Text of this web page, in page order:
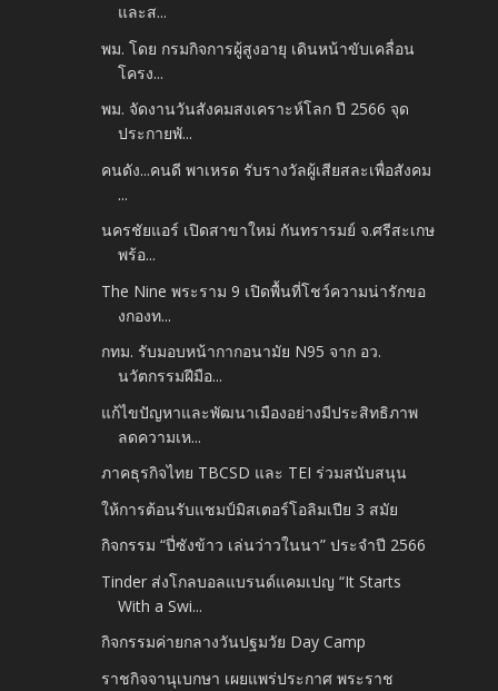
และส...
พม. โดย กรมกิจการผู้สูงอายุ เดินหน้าขับเคลื่อน
โครง...
พม. จัดงานวันสังคมสงเคราะห์โลก ปี 2566 จุด
ประกายพั...
คนดัง...คนดี พาเหรด รับรางวัลผู้เสียสละเพื่อสังคม
...
นครชัยแอร์ เปิดสาขาใหม่ กันทรารมย์ จ.ศรีสะเกษ
พร้อ...
The Nine พระราม 9 เปิดพื้นที่โชว์ความน่ารักขอ
งกองท...
กทม. รับมอบหน้ากากอนามัย N95 จาก อว.
นวัตกรรมฝีมือ...
แก้ไขปัญหาและพัฒนาเมืองอย่างมีประสิทธิภาพ
ลดความเห...
ภาคธุรกิจไทย TBCSD และ TEI ร่วมสนับสนุน
ให้การต้อนรับแชมป์มิสเตอร์โอลิมเปีย 3 สมัย
กิจกรรม “ปี่ซังข้าว เล่นว่าวในนา” ประจำปี 2566
Tinder ส่งโกลบอลแบรนด์แคมเปญ “It Starts
With a Swi...
กิจกรรมค่ายกลางวันปฐมวัย Day Camp
ราชกิจจานุเบกษา เผยแพร่ประกาศ พระราช